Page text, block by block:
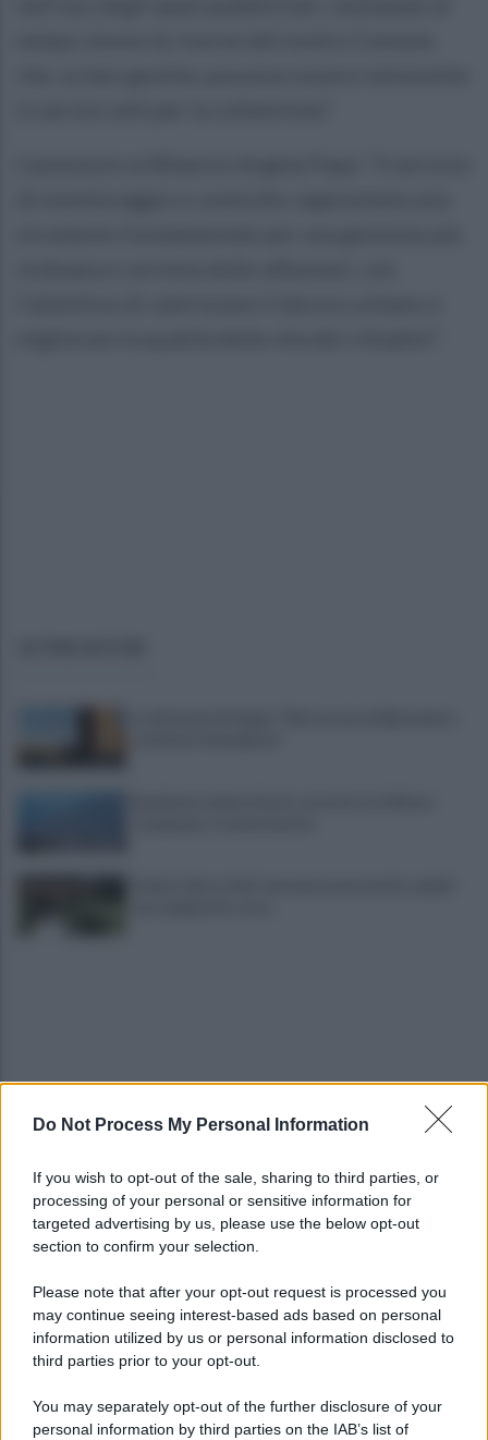
Do Not Process My Personal Information
If you wish to opt-out of the sale, sharing to third parties, or
processing of your personal or sensitive information for
targeted advertising by us, please use the below opt-out
section to confirm your selection.
Please note that after your opt-out request is processed you
may continue seeing interest-based ads based on personal
information utilized by us or personal information disclosed to
third parties prior to your opt-out.
You may separately opt-out of the further disclosure of your
personal information by third parties on the IAB’s list of
Noi di Centro: "Fiducia in Vessichelli, convinti
Mastella all'Usapp: "Il Governo rafforzi l'organico
della Polizia Penitenziaria"